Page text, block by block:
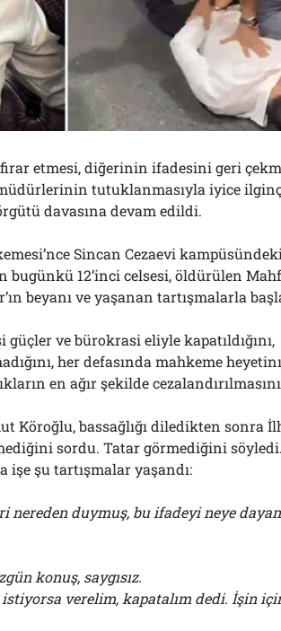
etmesi, diğerinin ifadesini geri
tutuklanmasıyla iyice
davasına devam edildi.
Sincan Cezaevi
bugünkü 12’inci celsesi, öldürülen
beyanı ve yaşanan tartışmalarla
ve bürokrasi eliyle kapatıldığını,
her defasında mahkeme
en ağır şekilde
Köroğlu, bassağlığı diledikten sonra
sordu. Tatar görmediğini
işe şu tartışmalar yaşandı:
nereden duymuş, bu ifadeyi neye
konuş, saygısız.
verelim, kapatalım dedi. İşin